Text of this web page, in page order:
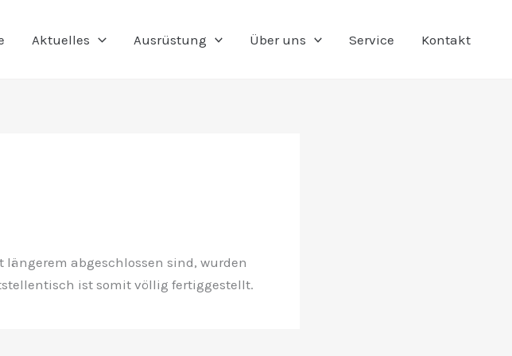
Aktuelles Ausrüstung Über uns Service Kontakt
abgeschlossen sind, wurden
ist somit völlig fertiggestellt.